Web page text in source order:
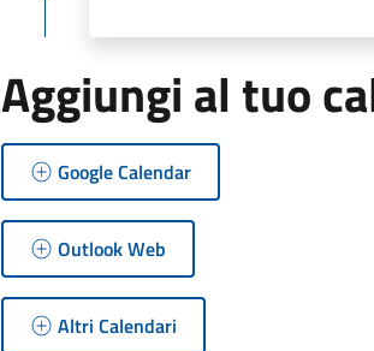
Aggiungi al tuo
Google Calendar
Outlook Web
Altri Calendari